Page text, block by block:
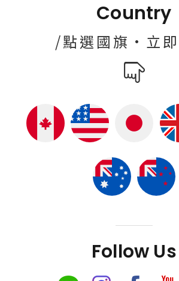
Country
/點選國旗·立
Follow Us